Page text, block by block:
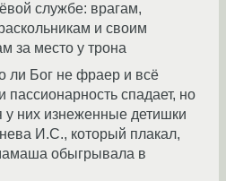
службе: врагам,
и своим
за место у трона
ли Бог не фраер и всё
пассионарность спадает, но
у них изнеженные детишки
И.С., который плакал,
обыгрывала в